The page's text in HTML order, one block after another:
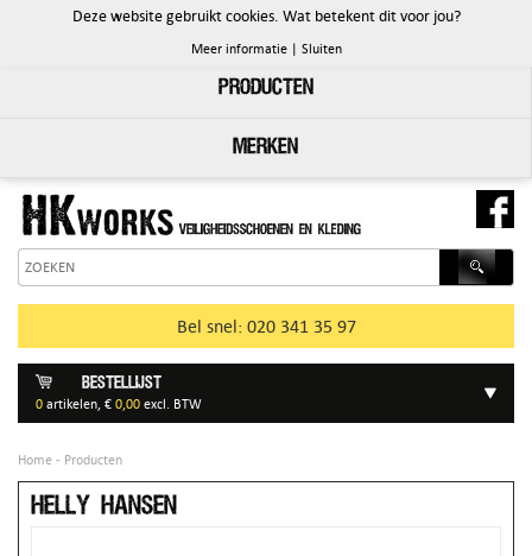
Deze website gebruikt cookies. Wat betekent dit voor jou?
Meer informatie| Sluiten
Producten
Merken
PRODUCTEN
Bel snel: 020 341 35 97
Bestellijst
0 artikelen, € 0,00 excl. BTW
Home - Producten
Helly Hansen